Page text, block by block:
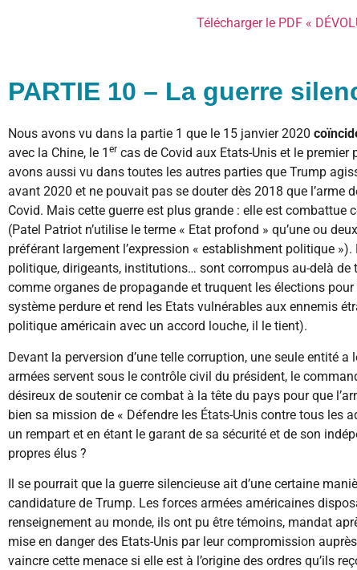
Télécharger le PDF «
PARTIE 10 – La guerre
Nous avons vu dans la partie 1 que le 15 janvier 2020
avec la Chine, le 1 er cas de Covid aux Etats-Unis et le
avons aussi vu dans toutes les autres parties que Trump
avant 2020 et ne pouvait pas se douter dès 2018 que l’arme
Covid. Mais cette guerre est plus grande : elle est combattue
(Patel Patriot n’utilise le terme « Etat profond » qu’une ou
préférant largement l’expression « establishment politique
politique, dirigeants, institutions… sont corrompus au-delà
comme organes de propagande et truquent les élections pour
système perdure et rend les Etats vulnérables aux ennemis
politique américain avec un accord louche, il le tient).
Devant la perversion d’une telle corruption, une seule entité a
armées servent sous le contrôle civil du président, le
désireux de soutenir ce combat à la tête du pays pour que
bien sa mission de « Défendre les États-Unis contre tous les
un rempart et en étant le garant de sa sécurité et de son
propres élus ?
Il se pourrait que la guerre silencieuse ait d’une certaine
candidature de Trump. Les forces armées américaines
renseignement au monde, ils ont pu être témoins, mandat
mise en danger des Etats-Unis par leur compromission
vaincre cette menace si elle est à l’origine des ordres qu’ils